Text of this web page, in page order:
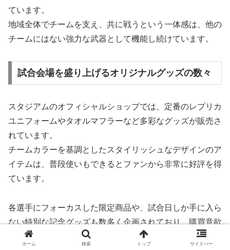
ています。
地域全体でチームを支え、共に戦うという一体感は、他の
チームにはない強力な武器として機能し続けています。
試合会場を盛り上げるオリジナルグッズの数々
スタジアムのオフィシャルショップでは、定番のレプリカ
ユニフォームやタオルマフラーなど多彩なグッズが販売さ
れています。
チームカラーを基調としたスタイリッシュなデザインのア
イテムは、普段使いもできるとファンから非常に好評を得
ています。
各選手にフォーカスした限定商品や、試合日しか手に入ら
ない特別な記念グッズも数多く企画されており、購買意欲
をそそります。
ホーム 検索 トップ サイドバー